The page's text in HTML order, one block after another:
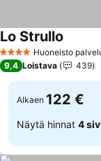
4 Tähtiluokitus
Huoneisto
Lo Strullo
9,4 Loistava 439
Alkaen 122 €
Näytä hinnat 4